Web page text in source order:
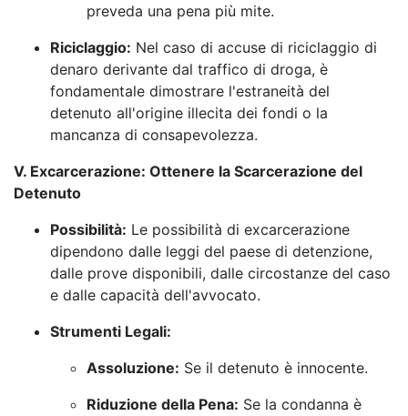
preveda una pena più mite.
Riciclaggio: Nel caso di accuse di riciclaggio di
denaro derivante dal traffico di droga, è
fondamentale dimostrare l'estraneità del
detenuto all'origine illecita dei fondi o la
mancanza di consapevolezza.
V. Excarcerazione: Ottenere la Scarcerazione del
Detenuto
Possibilità: Le possibilità di excarcerazione
dipendono dalle leggi del paese di detenzione,
dalle prove disponibili, dalle circostanze del caso
e dalle capacità dell'avvocato.
Strumenti Legali:
Assoluzione: Se il detenuto è innocente.
Riduzione della Pena: Se la condanna è